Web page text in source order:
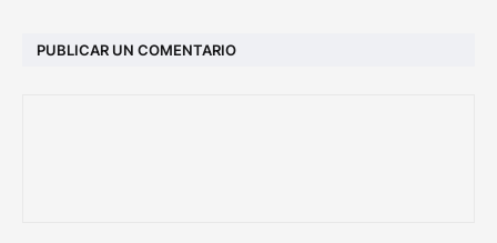
PUBLICAR UN COMENTARIO